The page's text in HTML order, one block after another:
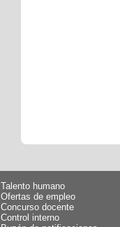
Talento humano
Ofertas de empleo
Concurso docente
Control interno